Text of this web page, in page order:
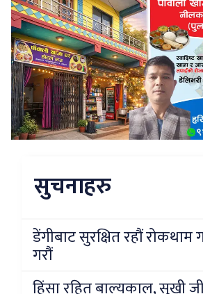
सुचनाहरु
डेंगीबाट सुरक्षित रहौं रोकथाम
गरौं